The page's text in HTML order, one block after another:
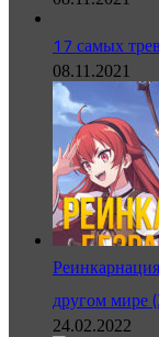
17 самых
08.11.2021
другом мире
24.02.2022